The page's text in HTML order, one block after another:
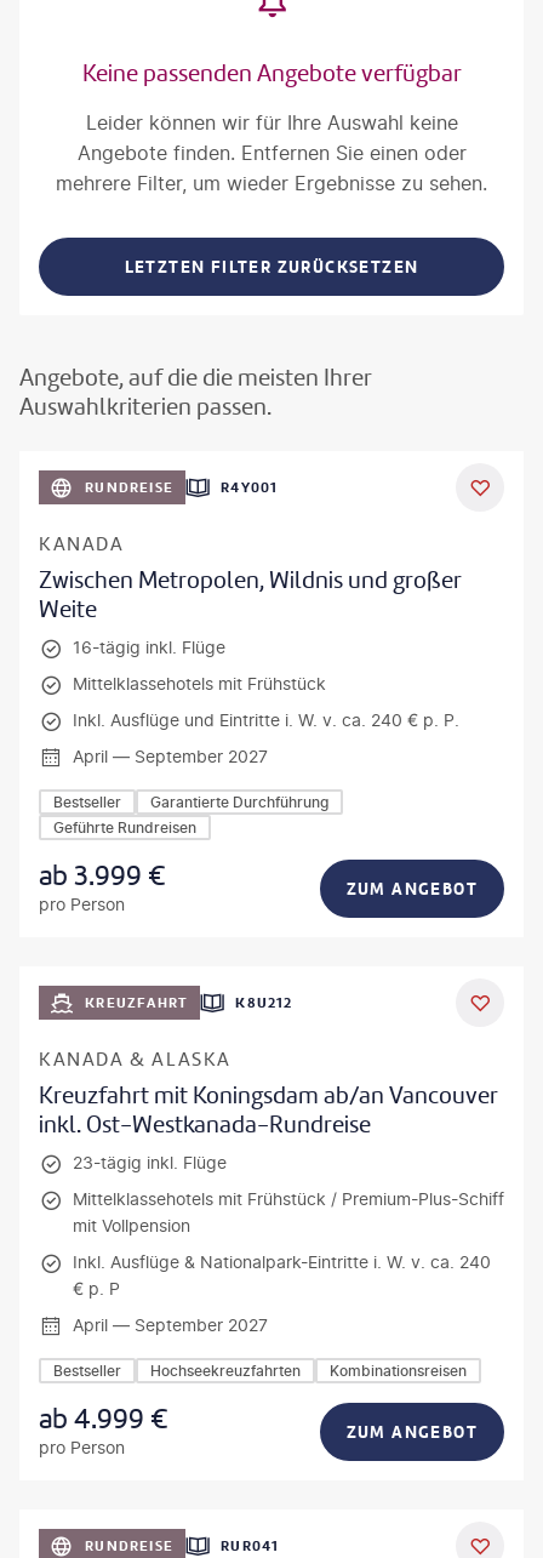
Keine passenden Angebote verfügbar
Leider können wir für Ihre Auswahl keine
Angebote finden. Entfernen Sie einen oder
mehrere Filter, um wieder Ergebnisse zu sehen.
LETZTEN FILTER ZURÜCKSETZEN
Angebote, auf die die meisten Ihrer
Auswahlkriterien passen.
RUNDREISE R4Y001
KANADA
Zwischen Metropolen, Wildnis und großer
Weite
16-tägig inkl. Flüge
Mittelklassehotels mit Frühstück
Inkl. Ausflüge und Eintritte i. W. v. ca. 240 € p. P.
April — September 2027
Bestseller
Garantierte Durchführung
Geführte Rundreisen
ab3.999 €
pro Person
ZUM ANGEBOT
KREUZFAHRT K8U212
KANADA & ALASKA
Kreuzfahrt mit Koningsdam ab/an Vancouver
inkl. Ost-Westkanada-Rundreise
23-tägig inkl. Flüge
Mittelklassehotels mit Frühstück / Premium-Plus-Schiff
mit Vollpension
Inkl. Ausflüge & Nationalpark-Eintritte i. W. v. ca. 240
€ p. P
April — September 2027
Bestseller Hochseekreuzfahrten Kombinationsreisen
ab4.999 €
pro Person
ZUM ANGEBOT
DEAL
RUNDREISE RUR041